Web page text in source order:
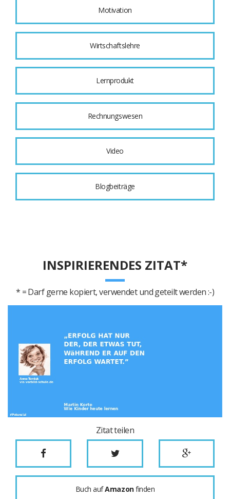
Motivation
Wirtschaftslehre
Lernprodukt
Rechnungswesen
Video
Blogbeiträge
INSPIRIERENDES ZITAT*
* = Darf gerne kopiert, verwendet und geteilt werden :-)
Zitat teilen
Buch aufAmazonfinden